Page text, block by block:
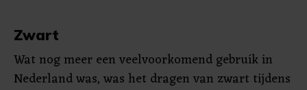
Zwart
Wat nog meer een veelvoorkomend gebruik in
Nederland was, was het dragen van zwart tijdens